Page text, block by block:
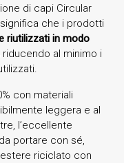
di capi Circular
significa che i prodotti
riutilizzati in modo
riducendo al minimo i
con materiali
leggera e al
l’eccellente
portare con sé,
riciclato con